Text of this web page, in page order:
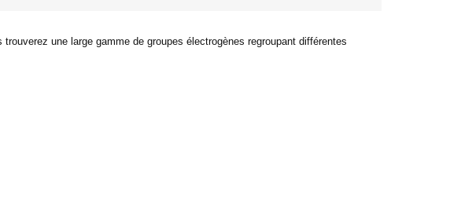
une large gamme de groupes électrogènes regroupant différentes